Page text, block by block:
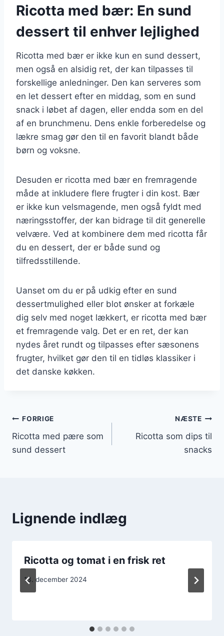
Ricotta med bær: En sund
dessert til enhver lejlighed
Ricotta med bær er ikke kun en sund dessert,
men også en alsidig ret, der kan tilpasses til
forskellige anledninger. Den kan serveres som
en let dessert efter en middag, som en sund
snack i løbet af dagen, eller endda som en del
af en brunchmenu. Dens enkle forberedelse og
lækre smag gør den til en favorit blandt både
børn og voksne.
Desuden er ricotta med bær en fremragende
måde at inkludere flere frugter i din kost. Bær
er ikke kun velsmagende, men også fyldt med
næringsstoffer, der kan bidrage til dit generelle
velvære. Ved at kombinere dem med ricotta får
du en dessert, der er både sund og
tilfredsstillende.
Uanset om du er på udkig efter en sund
dessertmulighed eller blot ønsker at forkæle
dig selv med noget lækkert, er ricotta med bær
et fremragende valg. Det er en ret, der kan
nydes året rundt og tilpasses efter sæsonens
frugter, hvilket gør den til en tidløs klassiker i
det danske køkken.
Indlægsnavigation
FORRIGE
Ricotta med pære som
sund dessert
NÆSTE
Ricotta som dips til
snacks
Lignende indlæg
Ricotta og tomat i en frisk ret
13. december 2024